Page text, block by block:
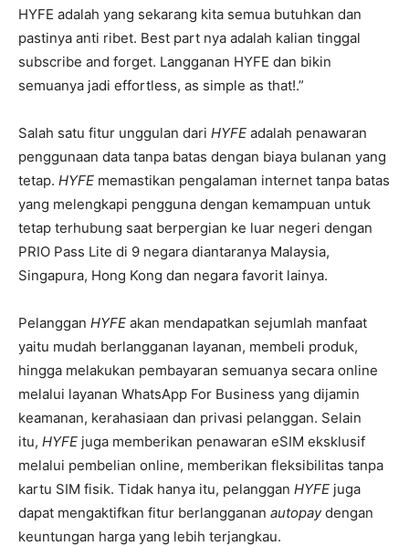
HYFE adalah yang sekarang kita semua butuhkan dan
pastinya anti ribet. Best part nya adalah kalian tinggal
subscribe and forget. Langganan HYFE dan bikin
semuanya jadi effortless, as simple as that!.”
Salah satu fitur unggulan dari HYFE adalah penawaran
penggunaan data tanpa batas dengan biaya bulanan yang
tetap. HYFE memastikan pengalaman internet tanpa batas
yang melengkapi pengguna dengan kemampuan untuk
tetap terhubung saat berpergian ke luar negeri dengan
PRIO Pass Lite di 9 negara diantaranya Malaysia,
Singapura, Hong Kong dan negara favorit lainya.
Pelanggan HYFE akan mendapatkan sejumlah manfaat
yaitu mudah berlangganan layanan, membeli produk,
hingga melakukan pembayaran semuanya secara online
melalui layanan WhatsApp For Business yang dijamin
keamanan, kerahasiaan dan privasi pelanggan. Selain
itu, HYFE juga memberikan penawaran eSIM eksklusif
melalui pembelian online, memberikan fleksibilitas tanpa
kartu SIM fisik. Tidak hanya itu, pelanggan HYFE juga
dapat mengaktifkan fitur berlangganan autopaydengan
keuntungan harga yang lebih terjangkau.